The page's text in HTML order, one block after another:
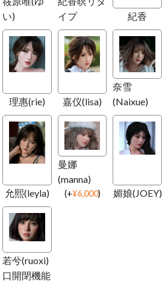
い)
イプ
紀香
理惠(rie) 嘉仪(lisa)
奈雪
(Naixue)
允熙(leyla)
曼娜
(manna)
(+¥6,000) 媚娘(JOEY)
若兮(ruoxi)
口開閉機能